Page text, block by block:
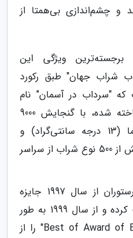
و چشم‌اندازی بی‌همتا از
برجسته‌ترین ویژگی این
شراب جهان" طبق رکورد
"سرداب در آسمان" نام
دارد و در سال 1997 ساخته شده، با گنجایش 9000
بطری و کنترل دقیق دما (13 درجه سانتی‌گراد) و
رطوبت (65٪)، میزبان بیش از 500 نوع شراب از سراسر
جوایز و افتخارات: این رستوران از سال 1997 جایزه
معتبر DiRoNA را دریافت کرده و از سال 1999 به طور
مداوم جایزه "Best of Award of Excellence" را از